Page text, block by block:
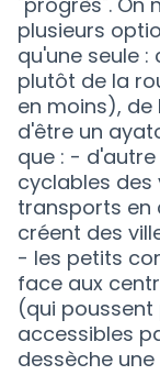
plusieurs
qu'une seule :
plutôt de la
en moins), de
d'être un
que : -
cyclables des
transports en
créent des
- les petits
face aux
(qui
accessibles
dessèche